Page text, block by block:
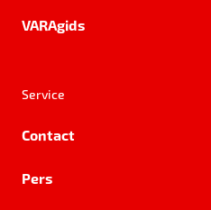
VARAgids
Service
Contact
Pers